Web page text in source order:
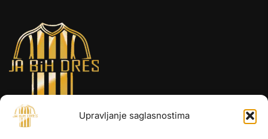
Upravljanje saglasnostima
INFORMACIJE